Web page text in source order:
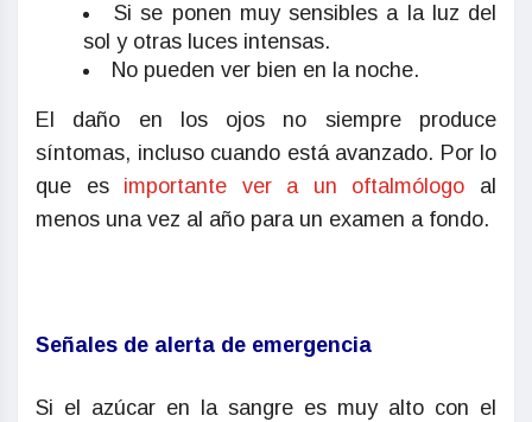
Si se ponen muy sensibles a la luz del
sol y otras luces intensas.
No pueden ver bien en la noche.
El daño en los ojos no siempre produce
síntomas, incluso cuando está avanzado. Por lo
que es importante ver a un oftalmólogo al
menos una vez al año para un examen a fondo.
Señales de alerta de emergencia
Si el azúcar en la sangre es muy alto con el